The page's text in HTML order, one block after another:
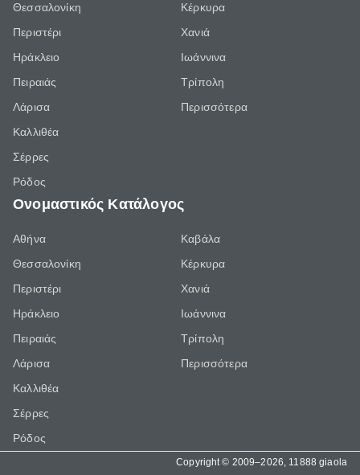
Θεσσαλονίκη
Περιστέρι
Ηράκλειο
Πειραιάς
Λάρισα
Καλλιθέα
Σέρρες
Ρόδος
Κέρκυρα
Χανιά
Ιωάννινα
Τρίπολη
Περισσότερα
Ονομαστικός Κατάλογος
Αθήνα
Θεσσαλονίκη
Περιστέρι
Ηράκλειο
Πειραιάς
Λάρισα
Καλλιθέα
Σέρρες
Ρόδος
Καβάλα
Κέρκυρα
Χανιά
Ιωάννινα
Τρίπολη
Περισσότερα
Copyright © 2009–2026, 11888 giaola